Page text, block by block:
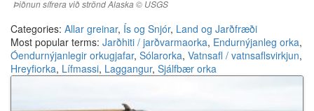
Þiðnun sífrera við strönd Alaska © USGS
Categories: Allar greinar, Ís og Snjór, Land og Jarðfræði
Most popular terms: Jarðhiti / jarðvarmaorka, Endurnýjanleg orka,
Óendurnýjanlegir orkugjafar, Sólarorka, Vatnsafl / vatnsaflsvirkjun,
Hreyfiorka, Lífmassi, Laggangur, Sjálfbær orka